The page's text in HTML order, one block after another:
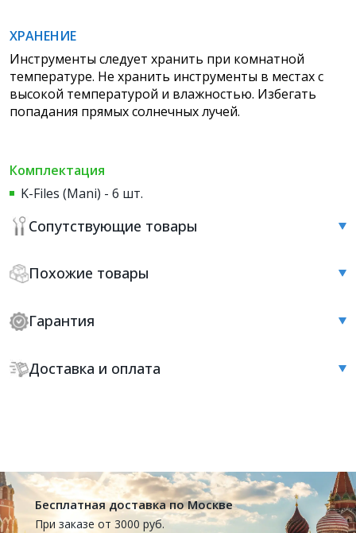
Сопутствующие товары
Похожие товары
Гарантия
Доставка и оплата
ХРАНЕНИЕ
Инструменты следует хранить при комнатной
температуре. Не хранить инструменты в местах с
высокой температурой и влажностью. Избегать
попадания прямых солнечных лучей.
Комплектация
K-Files (Mani) - 6 шт.
Бесплатная доставка по Москве
При заказе от 3000 руб.